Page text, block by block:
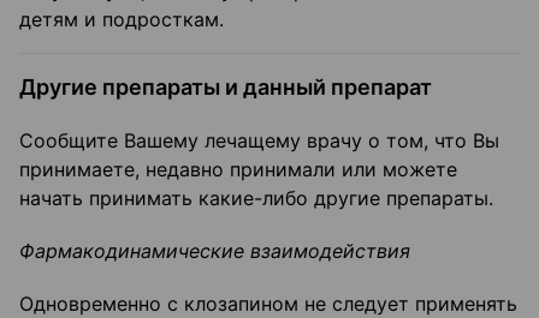
детям и подросткам.
Другие препараты и данный препарат
Сообщите Вашему лечащему врачу о том, что Вы
принимаете, недавно принимали или можете
начать принимать какие-либо другие препараты.
Фармакодинамические взаимодействия
Одновременно с клозапином не следует применять